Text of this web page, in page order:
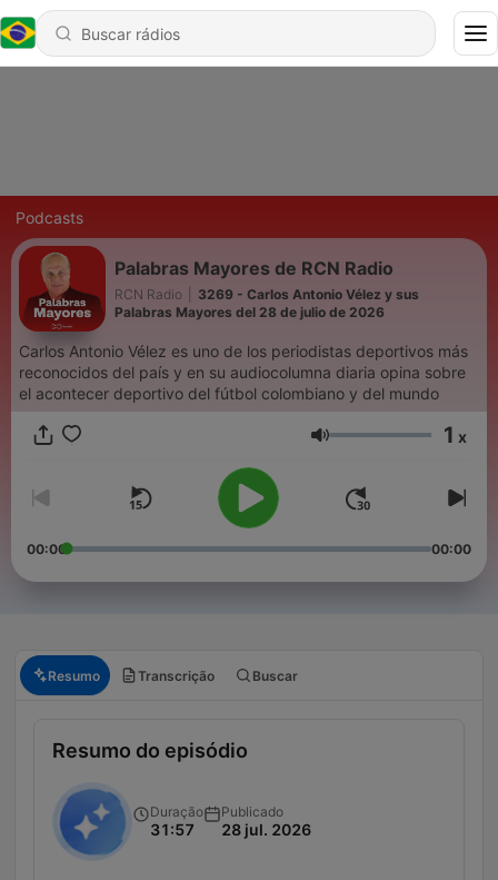
Podcasts
Palabras Mayores de RCN Radio
RCN Radio
3269 - Carlos Antonio Vélez y sus
Palabras Mayores del 28 de julio de 2026
Carlos Antonio Vélez es uno de los periodistas deportivos más
reconocidos del país y en su audiocolumna diaria opina sobre
el acontecer deportivo del fútbol colombiano y del mundo
Volume 1 x
00:00 00:00
Resumo Transcrição Buscar
Resumo do episódio
Duração
31:57
Publicado
28 jul. 2026